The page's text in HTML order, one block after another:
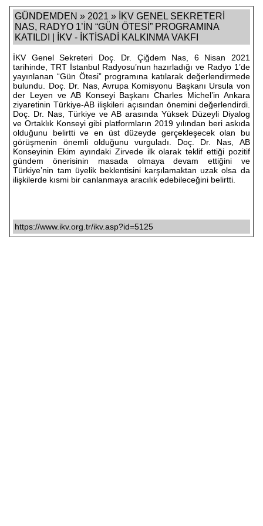
GÜNDEMDEN » 2021 » İKV GENEL SEKRETERİ
NAS, RADYO 1’İN “GÜN ÖTESİ” PROGRAMINA
KATILDI | İKV - İKTİSADİ KALKINMA VAKFI
İKV Genel Sekreteri Doç. Dr. Çiğdem Nas, 6 Nisan 2021
tarihinde, TRT İstanbul Radyosu’nun hazırladığı ve Radyo 1’de
yayınlanan “Gün Ötesi” programına katılarak değerlendirmede
bulundu. Doç. Dr. Nas, Avrupa Komisyonu Başkanı Ursula von
der Leyen ve AB Konseyi Başkanı Charles Michel’in Ankara
ziyaretinin Türkiye-AB ilişkileri açısından önemini değerlendirdi.
Doç. Dr. Nas, Türkiye ve AB arasında Yüksek Düzeyli Diyalog
ve Ortaklık Konseyi gibi platformların 2019 yılından beri askıda
olduğunu belirtti ve en üst düzeyde gerçekleşecek olan bu
görüşmenin önemli olduğunu vurguladı. Doç. Dr. Nas, AB
Konseyinin Ekim ayındaki Zirvede ilk olarak teklif ettiği pozitif
gündem önerisinin masada olmaya devam ettiğini ve
Türkiye’nin tam üyelik beklentisini karşılamaktan uzak olsa da
ilişkilerde kısmi bir canlanmaya aracılık edebileceğini belirtti.
https://www.ikv.org.tr/ikv.asp?id=5125